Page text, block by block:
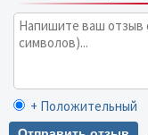
+ Положительный